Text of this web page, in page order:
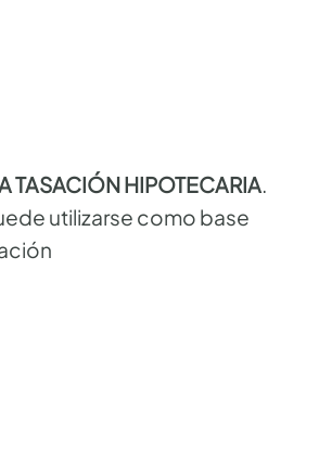
TASACIÓN HIPOTECARIA.
utilizarse como base